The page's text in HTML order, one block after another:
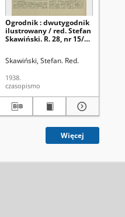
Ogrodnik : dwutygodnik
ilustrowany / red. Stefan
Skawiński. R. 28, nr 15/16
Skawiński, Stefan. Red.
1938.
czasopismo
Więcej